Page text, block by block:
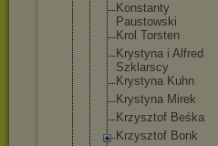
Konstanty
Paustowski
Krol Torsten
Krystyna i Alfred
Szklarscy
Krystyna Kuhn
Krystyna Mirek
Krzysztof Beśka
Krzysztof Bonk